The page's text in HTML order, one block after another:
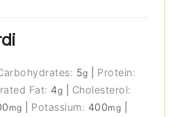
5g
Protein:
Fat: 4g
Cholesterol:
mg Potassium: 400mg